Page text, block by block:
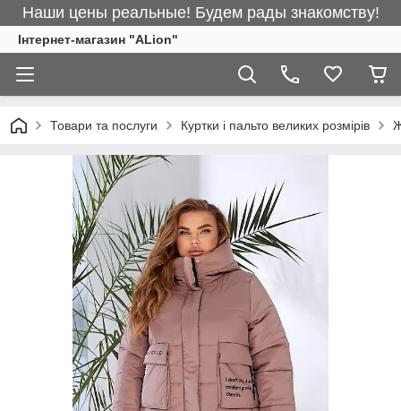
Наши цены реальные! Будем рады знакомству!
Інтернет-магазин "ALіon"
Товари та послуги Куртки і пальто великих розмірів